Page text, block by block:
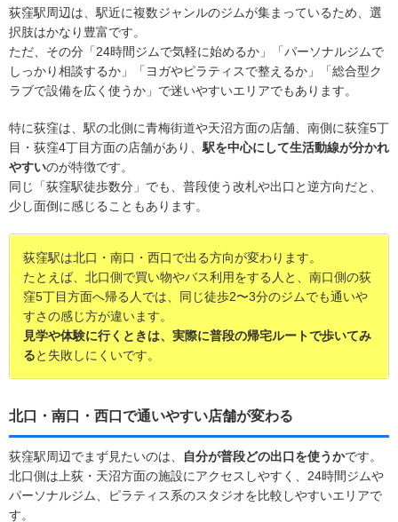
荻窪駅周辺は、駅近に複数ジャンルのジムが集まっているため、選
択肢はかなり豊富です。
ただ、その分「24時間ジムで気軽に始めるか」「パーソナルジムで
しっかり相談するか」「ヨガやピラティスで整えるか」「総合型ク
ラブで設備を広く使うか」で迷いやすいエリアでもあります。
特に荻窪は、駅の北側に青梅街道や天沼方面の店舗、南側に荻窪5丁
目・荻窪4丁目方面の店舗があり、 駅を中心にして生活動線が分かれ
やすいのが特徴です。
同じ「荻窪駅徒歩数分」でも、普段使う改札や出口と逆方向だと、
少し面倒に感じることもあります。
荻窪駅は北口・南口・西口で出る方向が変わります。
たとえば、北口側で買い物やバス利用をする人と、南口側の荻
窪5丁目方面へ帰る人では、同じ徒歩2〜3分のジムでも通いや
すさの感じ方が違います。
見学や体験に行くときは、実際に普段の帰宅ルートで歩いてみ
ると失敗しにくいです。
北口・南口・西口で通いやすい店舗が変わる
荻窪駅周辺でまず見たいのは、 自分が普段どの出口を使うかです。
北口側は上荻・天沼方面の施設にアクセスしやすく、24時間ジムや
パーソナルジム、ピラティス系のスタジオを比較しやすいエリアで
す。